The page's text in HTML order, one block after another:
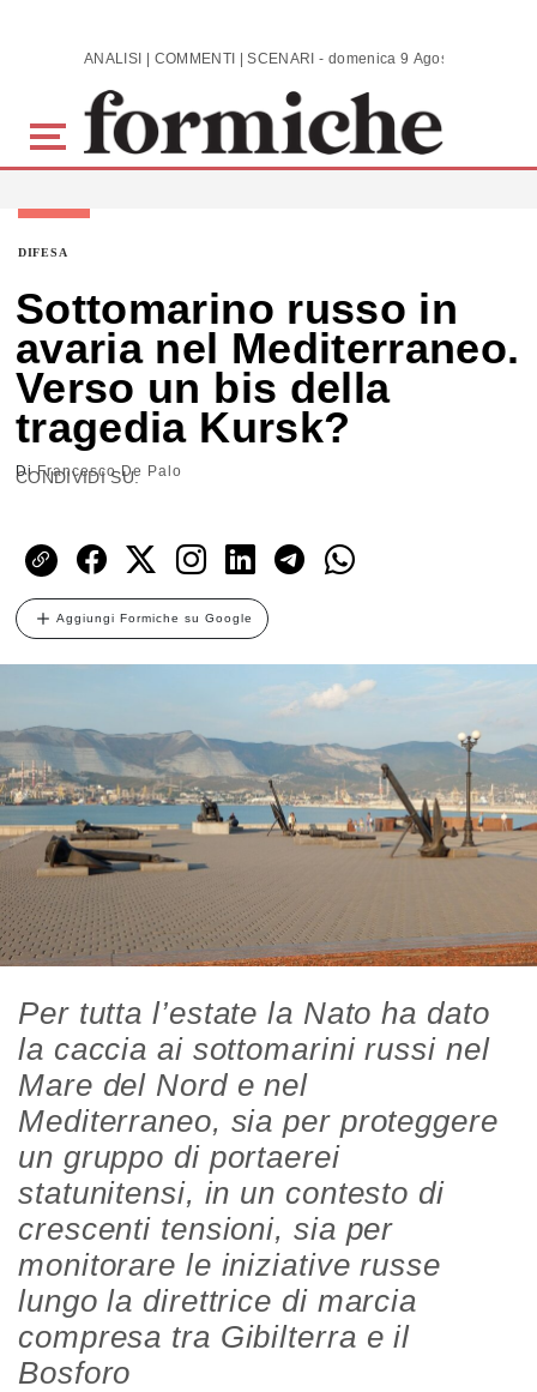
Skip to main content ANALISI | COMMENTI | SCENARI - domenica 9 Agosto 2026
DIFESA
Sottomarino russo in
avaria nel Mediterraneo.
Verso un bis della
tragedia Kursk?
DiFrancesco De Palo
CONDIVIDI SU:
Aggiungi Formiche su Google
Per tutta l’estate la Nato ha dato
la caccia ai sottomarini russi nel
Mare del Nord e nel
Mediterraneo, sia per proteggere
un gruppo di portaerei
statunitensi, in un contesto di
crescenti tensioni, sia per
monitorare le iniziative russe
lungo la direttrice di marcia
compresa tra Gibilterra e il
Bosforo